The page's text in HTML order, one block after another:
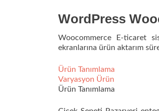
WordPress
Woocommerce E-ticaret
ekranlarına ürün aktarım
Ürün Tanımlama
Varyasyon Ürün
Ürün Tanımlama